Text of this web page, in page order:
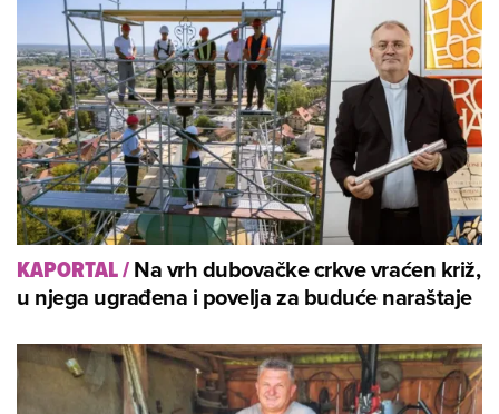
KAPORTAL/Na vrh dubovačke crkve vraćen križ,
u njega ugrađena i povelja za buduće naraštaje